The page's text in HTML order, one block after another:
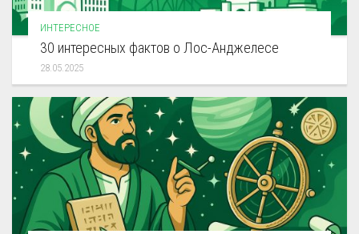
ИНТЕРЕСНОЕ
30 интересных фактов о Лос-Анджелесе
28.05.2025